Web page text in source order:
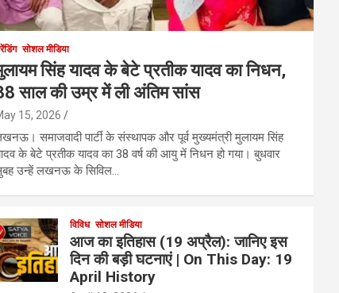
सोशल मीडिया
सिंह यादव के बेटे प्रतीक यादव का निधन,
साल की उम्र में ली अंतिम सांस
15, 2026
समाजवादी पार्टी के संस्थापक और पूर्व मुख्यमंत्री मुलायम सिंह
के बेटे प्रतीक यादव का 38 वर्ष की आयु में निधन हो गया। बुधवार
उन्हें लखनऊ के सिविल…
विविध सोशल मीडिया
आज का इतिहास (19 अप्रैल): जानिए इस
दिन की बड़ी घटनाएं | On This Day: 19
April History